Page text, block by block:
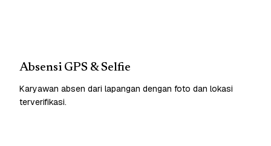
Absensi GPS & Selfie
Karyawan absen dari lapangan dengan foto dan lokasi
terverifikasi.